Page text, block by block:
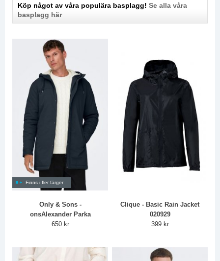
Köp något av våra populära basplagg! Se alla våra
basplagg här
Finns i fler färger
Only & Sons -
onsAlexander Parka
650 kr
Clique - Basic Rain Jacket
020929
399 kr